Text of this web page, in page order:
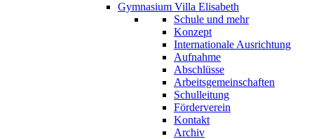
Gymnasium Villa Elisabeth
Schule und mehr
Konzept
Internationale Ausrichtung
Aufnahme
Abschlüsse
Arbeitsgemeinschaften
Schulleitung
Förderverein
Kontakt
Archiv